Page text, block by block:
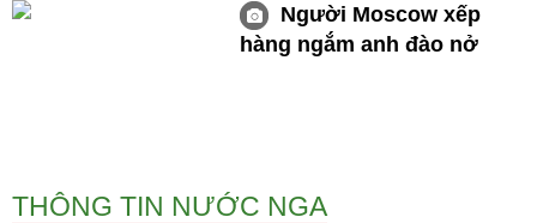
Người Moscow xếp
hàng ngắm anh đào nở
THÔNG TIN NƯỚC NGA